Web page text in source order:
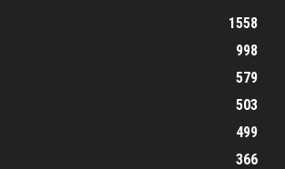
1558
998
579
503
499
366